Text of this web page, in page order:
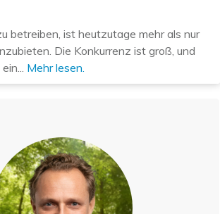
betreiben, ist heutzutage mehr als nur
Die Konkurrenz ist groß, und
Mehr lesen.